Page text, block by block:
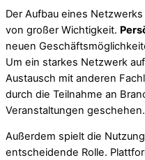
Der Aufbau eines
von großer Wichtigkeit.
neuen
Um ein starkes Netzwerk
Austausch mit anderen
durch die Teilnahme an
Veranstaltungen geschehen.
Außerdem spielt die
entscheidende Rolle.